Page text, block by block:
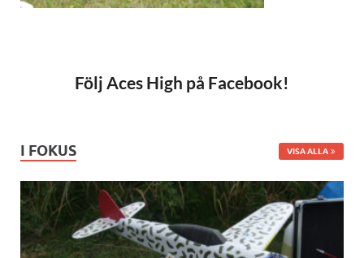
Följ Aces High på Facebook!
I FOKUS VISA ALLA